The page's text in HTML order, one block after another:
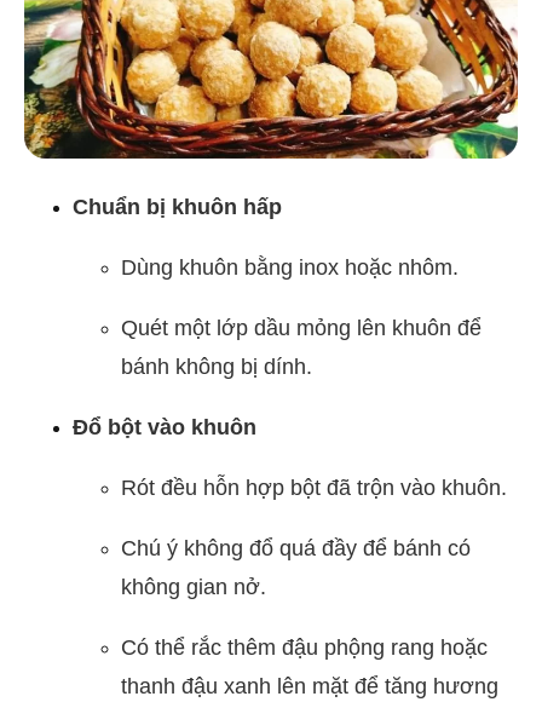
Chuẩn bị khuôn hấp
Dùng khuôn bằng inox hoặc nhôm.
Quét một lớp dầu mỏng lên khuôn để
bánh không bị dính.
Đổ bột vào khuôn
Rót đều hỗn hợp bột đã trộn vào khuôn.
Chú ý không đổ quá đầy để bánh có
không gian nở.
Có thể rắc thêm đậu phộng rang hoặc
thanh đậu xanh lên mặt để tăng hương